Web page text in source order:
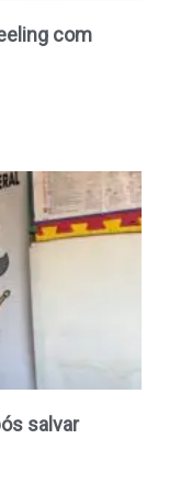
com
salvar